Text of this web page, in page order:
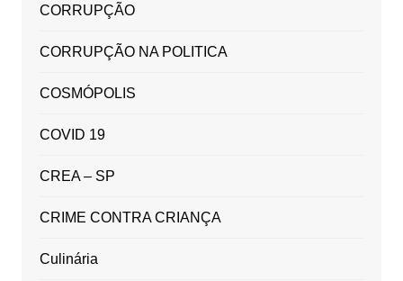
CORRUPÇÃO
CORRUPÇÃO NA POLITICA
COSMÓPOLIS
COVID 19
CREA – SP
CRIME CONTRA CRIANÇA
Culinária